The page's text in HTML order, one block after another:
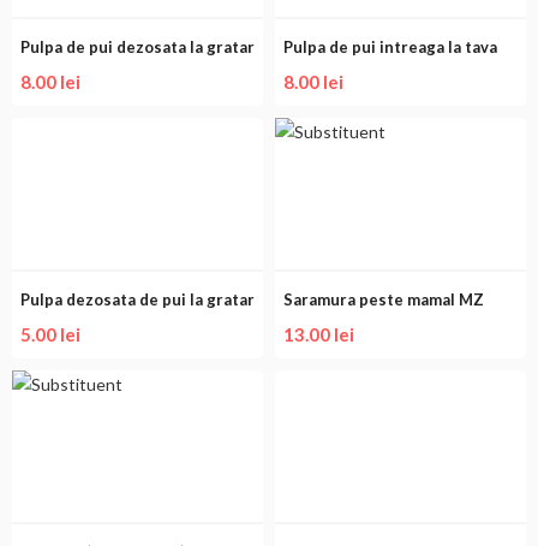
Pulpa de pui dezosata la gratar
8.00 lei
Pulpa de pui intreaga la tava
8.00 lei
Pulpa dezosata de pui la gratar
5.00 lei
Saramura peste mamal MZ
13.00 lei